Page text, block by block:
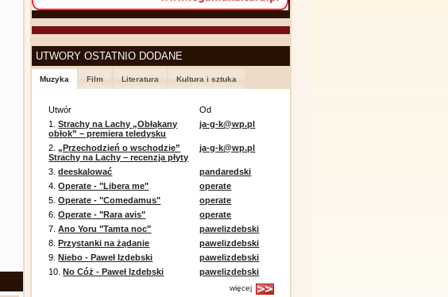
UTWORY OSTATNIO DODANE
Muzyka Film Literatura Kultura i sztuka
Utwór
Od
1.Strachy na Lachy „Obłąkany
obłok” – premiera teledysku
ja-g-k@wp.pl
2.„Przechodzień o wschodzie”
Strachy na Lachy – recenzja płyty
ja-g-k@wp.pl
3.deeskalować
pandaredski
4.Operate - "Libera me"
operate
5.Operate - "Comedamus"
operate
6.Operate - "Rara avis"
operate
7.Ano Yoru "Tamta noc"
pawelizdebski
8.Przystanki na żądanie
pawelizdebski
9.Niebo - Paweł Izdebski
pawelizdebski
10.No Cóż - Paweł Izdebski pawelizdebski
więcej